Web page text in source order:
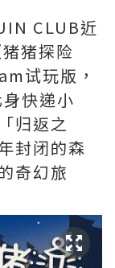
CLUB近
猪探险
试玩版，
快递小
归返之
封闭的森
奇幻旅